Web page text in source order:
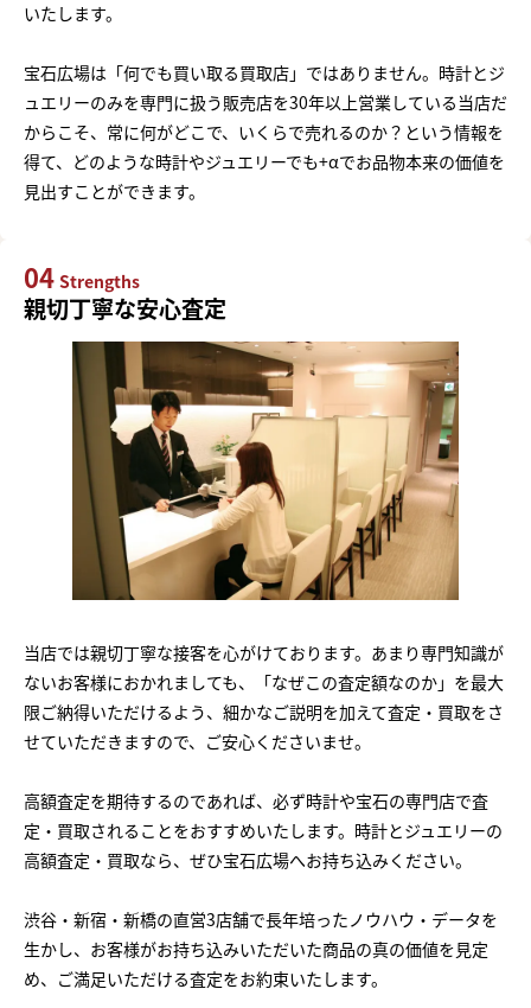
いたします。
宝石広場は「何でも買い取る買取店」ではありません。時計とジ
ュエリーのみを専門に扱う販売店を30年以上営業している当店だ
からこそ、常に何がどこで、いくらで売れるのか？という情報を
得て、どのような時計やジュエリーでも+αでお品物本来の価値を
見出すことができます。
04 Strengths
親切丁寧な安心査定
当店では親切丁寧な接客を心がけております。あまり専門知識が
ないお客様におかれましても、「なぜこの査定額なのか」を最大
限ご納得いただけるよう、細かなご説明を加えて査定・買取をさ
せていただきますので、ご安心くださいませ。
高額査定を期待するのであれば、必ず時計や宝石の専門店で査
定・買取されることをおすすめいたします。時計とジュエリーの
高額査定・買取なら、ぜひ宝石広場へお持ち込みください。
渋谷・新宿・新橋の直営3店舗で長年培ったノウハウ・データを
生かし、お客様がお持ち込みいただいた商品の真の価値を見定
め、ご満足いただける査定をお約束いたします。